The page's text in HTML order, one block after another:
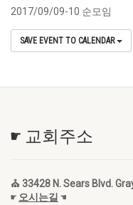
2017/09/09-10 순모임
SAVE EVENT TO CALENDAR
☛ 교회주소
⛪ 33428 N. Sears Blvd.
☛ 오시는길 ☚